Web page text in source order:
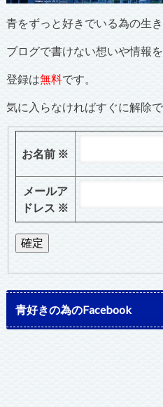
青をずっと好きでいる為の生
ブログで書けない想いや情報
登録は無料です。
気に入らなければすぐに解除
お名前 ※
メールア
ドレス ※
青好きの為のFacebook